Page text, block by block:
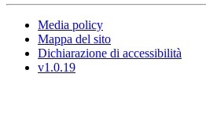
Media policy
Mappa del sito
Dichiarazione di accessibilità
v1.0.19